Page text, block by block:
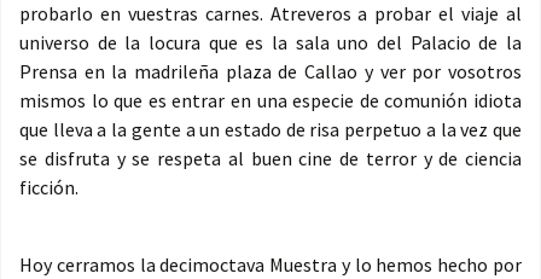
probarlo en vuestras carnes. Atreveros a probar el viaje al
universo de la locura que es la sala uno del Palacio de la
Prensa en la madrileña plaza de Callao y ver por vosotros
mismos lo que es entrar en una especie de comunión idiota
que lleva a la gente a un estado de risa perpetuo a la vez que
se disfruta y se respeta al buen cine de terror y de ciencia
ficción.
Hoy cerramos la decimoctava Muestra y lo hemos hecho por